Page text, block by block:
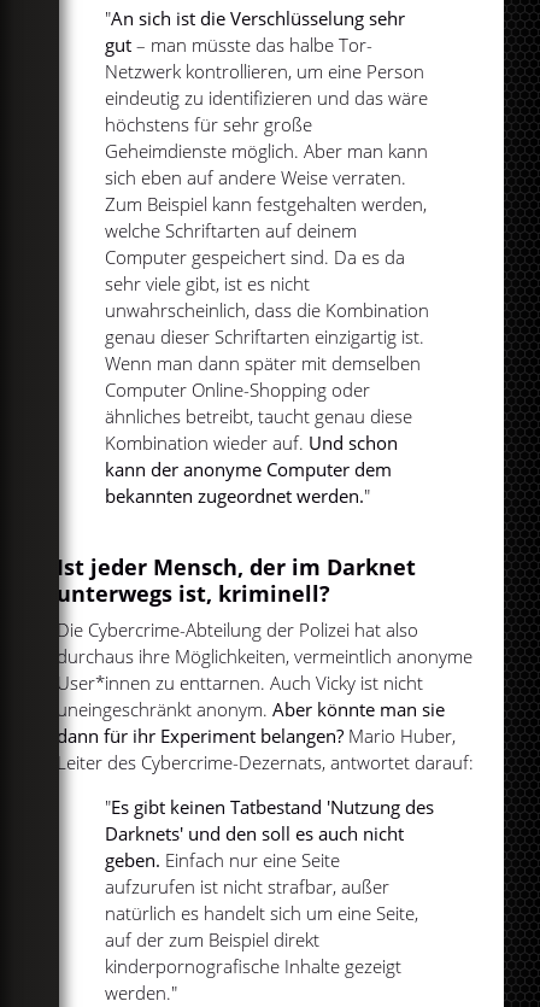
"An sich ist die Verschlüsselung sehr
gut – man müsste das halbe Tor-
Netzwerk kontrollieren, um eine Person
eindeutig zu identifizieren und das wäre
höchstens für sehr große
Geheimdienste möglich. Aber man kann
sich eben auf andere Weise verraten.
Zum Beispiel kann festgehalten werden,
welche Schriftarten auf deinem
Computer gespeichert sind. Da es da
sehr viele gibt, ist es nicht
unwahrscheinlich, dass die Kombination
genau dieser Schriftarten einzigartig ist.
Wenn man dann später mit demselben
Computer Online-Shopping oder
ähnliches betreibt, taucht genau diese
Kombination wieder auf. Und schon
kann der anonyme Computer dem
bekannten zugeordnet werden."
Ist jeder Mensch, der im Darknet
unterwegs ist, kriminell?
Die Cybercrime-Abteilung der Polizei hat also
durchaus ihre Möglichkeiten, vermeintlich anonyme
User*innen zu enttarnen. Auch Vicky ist nicht
uneingeschränkt anonym.Aber könnte man sie
dann für ihr Experiment belangen? Mario Huber,
Leiter des Cybercrime-Dezernats, antwortet darauf:
"Es gibt keinen Tatbestand 'Nutzung des
Darknets' und den soll es auch nicht
geben. Einfach nur eine Seite
aufzurufen ist nicht strafbar, außer
natürlich es handelt sich um eine Seite,
auf der zum Beispiel direkt
kinderpornografische Inhalte gezeigt
werden."